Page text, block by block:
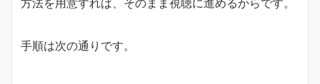
方法を用意すれば、そのまま視聴に進めるからです。
手順は次の通りです。